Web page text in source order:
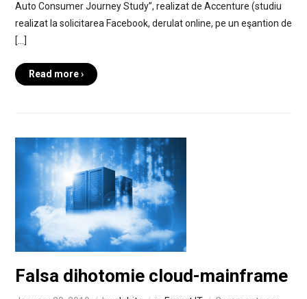
Auto Consumer Journey Study”, realizat de Accenture (studiu
realizat la solicitarea Facebook, derulat online, pe un eşantion de
[…]
Read more ›
Falsa dihotomie cloud-mainframe